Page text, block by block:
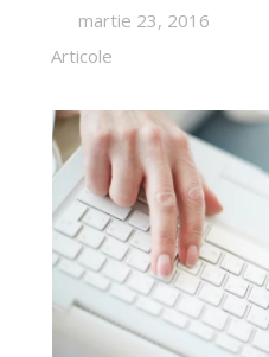
martie 23, 2016
Articole